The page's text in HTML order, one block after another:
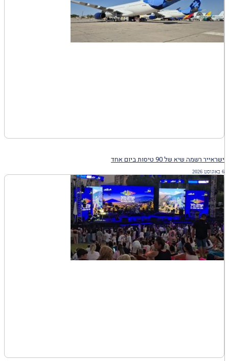
ישראייר רשמה שיא של 90 טיסות ביום אחד
6 באוגוסט 2026